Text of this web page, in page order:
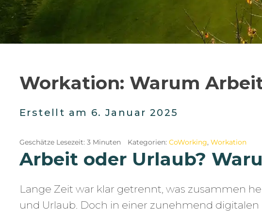
Workation: Warum
Erstellt am 6. Januar 2025
Geschätze Lesezeit: 3 Minuten Kategorien: CoWorking, Workation
Arbeit oder Urlaub?
Lange Zeit war klar getrennt, was zusammen
und Urlaub. Doch in einer zunehmend